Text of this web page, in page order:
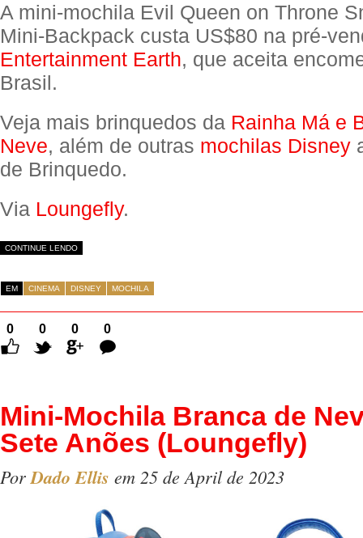
A mini-mochila Evil Queen on Throne
Mini-Backpack custa US$80 na pré-
Entertainment Earth, que aceita
Brasil.
Veja mais brinquedos da Rainha Má e
Neve, além de outras mochilas Disney
de Brinquedo.
Via Loungefly.
CONTINUE LENDO
EM CINEMA DISNEY MOCHILA
0 0 0
0
Comentários
Mini-Mochila Branca de
Sete Anões (Loungefly)
PorDado Ellis em 25 de April de 2023